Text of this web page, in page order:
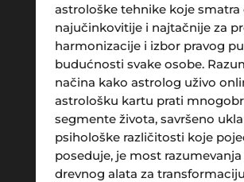
astrološke tehnike koje smatra
najučinkovitije i najtačnije za
harmonizacije i izbor pravog
budućnosti svake osobe.
načina kako astrolog uživo
astrološku kartu prati
segmente života, savršeno
psihološke različitosti koje
poseduje, je most
drevnog alata za